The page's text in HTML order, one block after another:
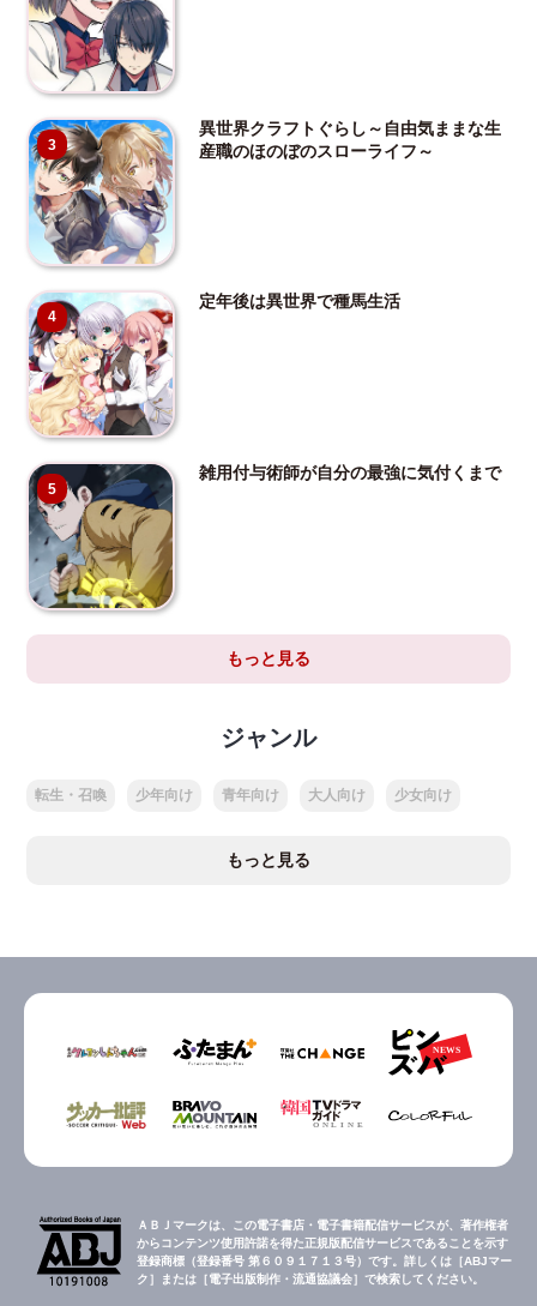
3
異世界クラフトぐらし～自由気ままな生
産職のほのぼのスローライフ～
4
定年後は異世界で種馬生活
5
雑用付与術師が自分の最強に気付くまで
もっと見る
ジャンル
転生・召喚 少年向け 青年向け 大人向け 少女向け
もっと見る
ＡＢＪマークは、この電子書店・電子書籍配信サービスが、著作権者
からコンテンツ使用許諾を得た正規版配信サービスであることを示す
登録商標（登録番号 第６０９１７１３号）です。詳しくは［ABJマー
ク］または［電子出版制作・流通協議会］で検索してください。